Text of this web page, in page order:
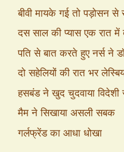
बीवी मायके गई तो पड़ोसन से
दस साल की प्यास एक रात
पति से बात करते हुए नर्स ने
दो सहेलियों की रात भर
हसबंड ने खुद चुदवाया विदेशी
मैम ने सिखाया असली सबक
गर्लफ्रेंड का आधा धोखा